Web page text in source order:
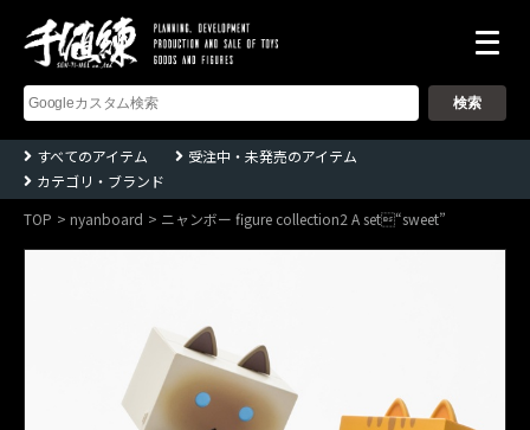
式
会
千
値
練
ー
Sentinel
すべてのアイテム
受注中・未発売のアイテム
カテゴリ・ブランド
TOP
nyanboard ニャンボー figure collection2 A set“sweet”